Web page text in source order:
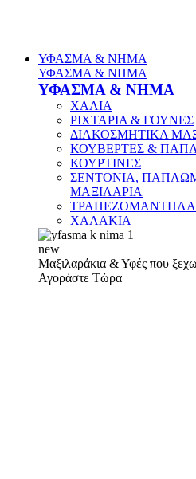
ΥΦΑΣΜΑ & ΝΗΜΑ
ΥΦΑΣΜΑ & ΝΗΜΑ
ΥΦΑΣΜΑ & ΝΗΜΑ
ΧΑΛΙΑ
ΡΙΧΤΑΡΙΑ & ΓΟΥΝΕΣ
ΔΙΑΚΟΣΜΗΤΙΚΑ
ΚΟΥΒΕΡΤΕΣ &
ΚΟΥΡΤΙΝΕΣ
ΣΕΝΤΟΝΙΑ,
ΜΑΞΙΛΑΡΙΑ
ΤΡΑΠΕΖΟΜΑΝΤΗΛΑ
ΧΑΛΑΚΙΑ
new
Μαξιλαράκια & Υφές που
Αγοράστε Τώρα